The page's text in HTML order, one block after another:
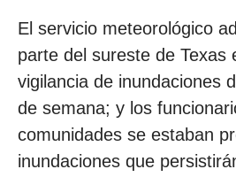
El servicio meteorológico
parte del sureste de Texas
vigilancia de inundaciones
de semana; y los
comunidades se estaban
inundaciones que